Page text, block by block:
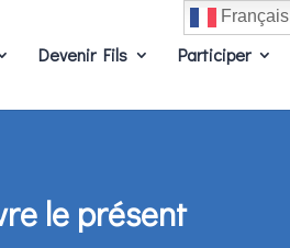
Devenir Fils Participer
le présent
Français